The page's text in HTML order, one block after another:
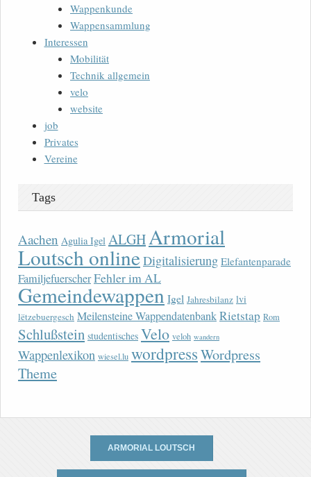
Wappenkunde
Wappensammlung
Interessen
Mobilität
Technik allgemein
velo
website
job
Privates
Vereine
Tags
Aachen Agulia Igel ALGHArmorial
Loutsch onlineDigitalisierung Elefantenparade
FamiljefuerscherFehler im AL
Gemeindewappen Igel Jahresbilanz lvi
lëtzebuergesch Meilensteine WappendatenbankRietstap Rom
Schlußstein studentisches Velo veloh wandern
Wappenlexikon wiesel.lu wordpressWordpress
Theme
ARMORIAL LOUTSCH